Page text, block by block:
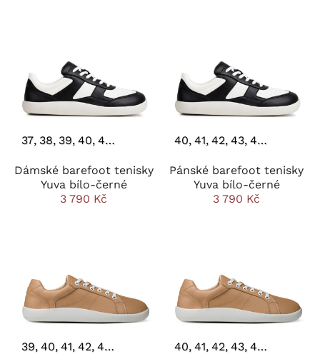
37 38 39 40 41
Dámské barefoot tenisky
Yuva bílo-černé
3 790 Kč
40 41 42 43 44
Pánské barefoot tenisky
Yuva bílo-černé
3 790 Kč
39 40 41 42 43 40 41 42 43 44